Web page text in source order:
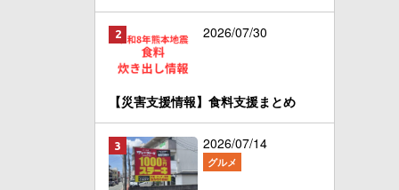
2026/07/30
【災害支援情報】食料支援まとめ
2026/07/14
グルメ